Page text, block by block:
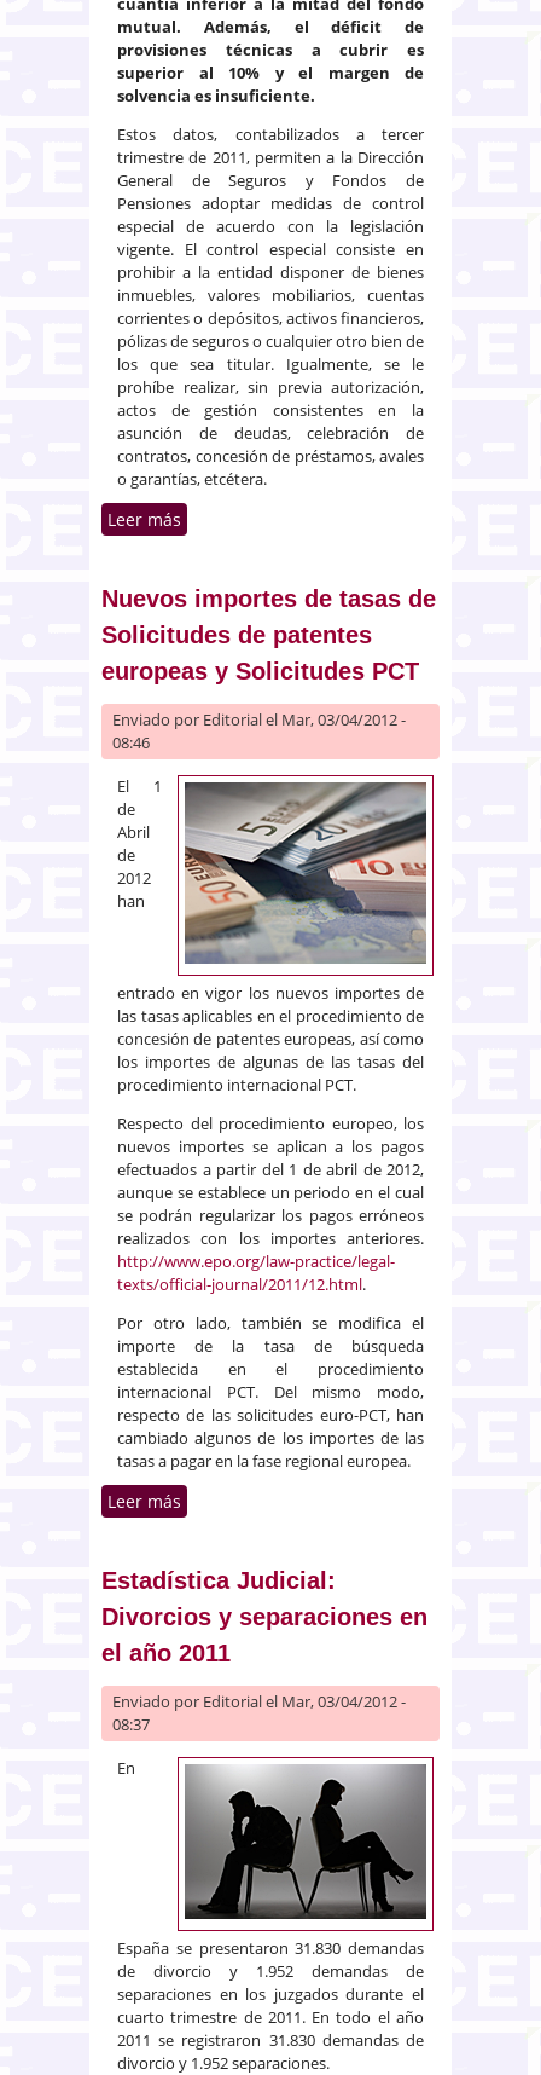
mutual. Además, el déficit de
provisiones técnicas a cubrir es
superior al 10% y el margen de
solvencia es insuficiente.
Estos datos, contabilizados a tercer
trimestre de 2011, permiten a la Dirección
General de Seguros y Fondos de
Pensiones adoptar medidas de control
especial de acuerdo con la legislación
vigente. El control especial consiste en
prohibir a la entidad disponer de bienes
inmuebles, valores mobiliarios, cuentas
corrientes o depósitos, activos financieros,
pólizas de seguros o cualquier otro bien de
los que sea titular. Igualmente, se le
prohíbe realizar, sin previa autorización,
actos de gestión consistentes en la
asunción de deudas, celebración de
contratos, concesión de préstamos, avales
o garantías, etcétera.
Leer más
especial
Nuevos importes de tasas de
Solicitudes de patentes
europeas y Solicitudes PCT
Enviado por Editorialel Mar, 03/04/2012 -
08:46
El 1
de
Abril
de
2012
han
entrado en vigor los nuevos importes de
las tasas aplicables en el procedimiento de
concesión de patentes europeas, así como
los importes de algunas de las tasas del
procedimiento internacional PCT.
Respecto del procedimiento europeo, los
nuevos importes se aplican a los pagos
efectuados a partir del 1 de abril de 2012,
aunque se establece un periodo en el cual
se podrán regularizar los pagos erróneos
realizados con los importes anteriores.
http://www.epo.org/law-practice/legal-
texts/official-journal/2011/12.html.
Por otro lado, también se modifica el
importe de la tasa de búsqueda
establecida en el procedimiento
internacional PCT. Del mismo modo,
respecto de las solicitudes euro-PCT, han
cambiado algunos de los importes de las
tasas a pagar en la fase regional europea.
Leer más
Estadística Judicial:
Divorcios y separaciones en
el año 2011
Enviado por Editorialel Mar, 03/04/2012 -
08:37
En
España se presentaron 31.830 demandas
de divorcio y 1.952 demandas de
separaciones en los juzgados durante el
cuarto trimestre de 2011. En todo el año
2011 se registraron 31.830 demandas de
divorcio y 1.952 separaciones.